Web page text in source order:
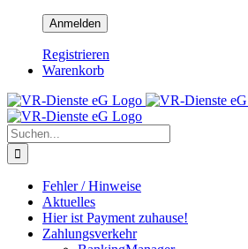
Registrieren
Warenkorb
Suche
nach:
Fehler / Hinweise
Aktuelles
Hier ist Payment zuhause!
Zahlungsverkehr